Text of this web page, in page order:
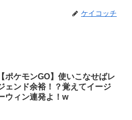
ケイコッチ
【ポケモンGO】使いこなせばレ
ェンド余裕！？覚えてイージ
ウィン連発よ！w